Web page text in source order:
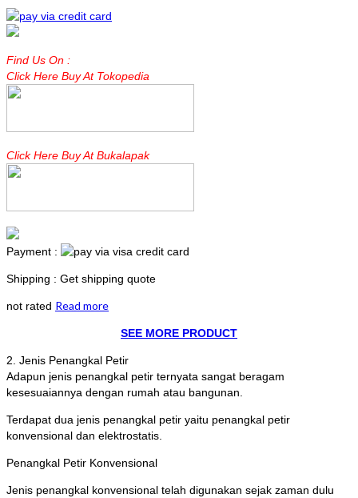
Find Us On :
Click Here Buy At Tokopedia
Click Here Buy At Bukalapak
Payment :
Shipping : Get shipping quote
not rated Read more
SEE MORE PRODUCT
2. Jenis Penangkal Petir
Adapun jenis penangkal petir ternyata sangat beragam
kesesuaiannya dengan rumah atau bangunan.
Terdapat dua jenis penangkal petir yaitu penangkal petir
konvensional dan elektrostatis.
Penangkal Petir Konvensional
Jenis penangkal konvensional telah digunakan sejak zaman dulu